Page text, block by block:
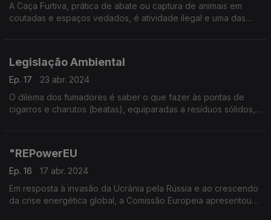
A Caça Furtiva, prática de abate ou captura de animais em
coutadas e espaços vedados, é atividade ilegal e uma das
Legislação Ambiental
Ep. 17
23 abr. 2024
O dilema dos fumadores é saber o que fazer às pontas de
cigarros e charutos (beatas), equiparadas a resíduos sólidos,
"REPowerEU
Ep. 16
17 abr. 2024
Em resposta à invasão da Ucrânia pela Rússia e ao crescendo
da crise energética global, a Comissão Europeia apresentou